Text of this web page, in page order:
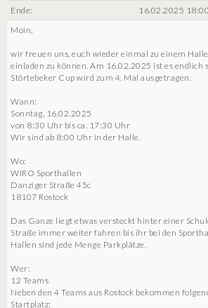
Ende:
16.02.2025
Moin,
wir freuen uns, euch wieder einmal zu einem
einladen zu können. Am 16.02.2025 ist es endlich
Störtebeker Cup wird zum 4. Mal ausgetragen.
Wann:
Sonntag, 16.02.2025
von 8:30 Uhr bis ca. 17:30 Uhr
Wir sind ab 8:00 Uhr in der Halle.
Wo:
WIRO Sporthallen
Danziger Straße 45c
18107 Rostock
Das Ganze liegt etwas versteckt hinter einer
Straße immer weiter fahren bis ihr bei den
Hallen sind jede Menge Parkplätze.
Wer:
12 Teams
Neben den 4 Teams aus Rostock bekommen
Startplatz: